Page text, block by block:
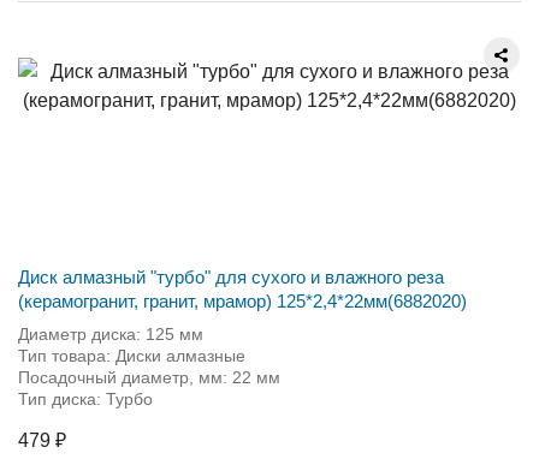
Диск алмазный "турбо" для сухого и влажного реза
(керамогранит, гранит, мрамор) 125*2,4*22мм(6882020)
Диаметр диска: 125 мм
Тип товара: Диски алмазные
Посадочный диаметр, мм: 22 мм
Тип диска: Турбо
479 ₽